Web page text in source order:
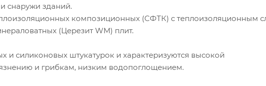
снаружи зданий.
композиционных (СФТК) с теплоизоляционным
(Церезит WM) плит.
и силиконовых штукатурок и характеризуются высокой
и грибкам, низким водопоглощением.